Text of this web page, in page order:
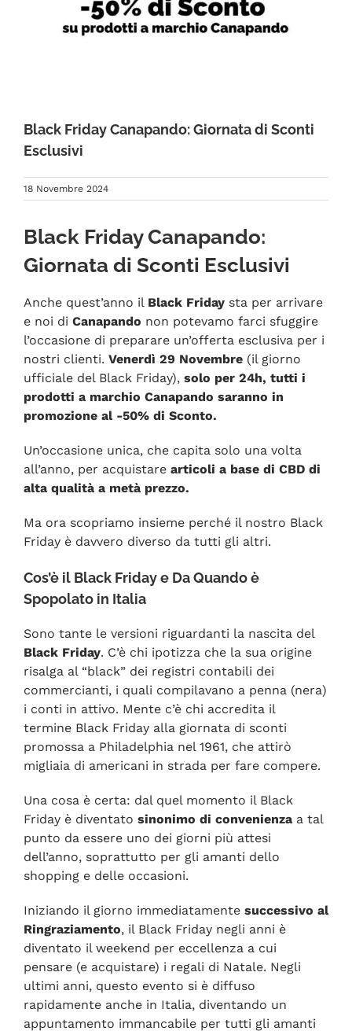
Black Friday Canapando: Giornata di Sconti
Esclusivi
18 Novembre 2024
Black Friday Canapando:
Giornata di Sconti Esclusivi
Anche quest’anno il Black Friday sta per arrivare
e noi di Canapando non potevamo farci sfuggire
l’occasione di preparare un’offerta esclusiva per i
nostri clienti. Venerdì 29 Novembre (il giorno
ufficiale del Black Friday), solo per 24h, tutti i
prodotti a marchio Canapando saranno in
promozione al -50% di Sconto.
Un’occasione unica, che capita solo una volta
all’anno, per acquistare articoli a base di CBD di
alta qualità a metà prezzo.
Ma ora scopriamo insieme perché il nostro Black
Friday è davvero diverso da tutti gli altri.
Cos’è il Black Friday e Da Quando è
Spopolato in Italia
Sono tante le versioni riguardanti la nascita del
Black Friday. C’è chi ipotizza che la sua origine
risalga al “black” dei registri contabili dei
commercianti, i quali compilavano a penna (nera)
i conti in attivo. Mente c’è chi accredita il
termine Black Friday alla giornata di sconti
promossa a Philadelphia nel 1961, che attirò
migliaia di americani in strada per fare compere.
Una cosa è certa: dal quel momento il Black
Friday è diventato sinonimo di convenienza a tal
punto da essere uno dei giorni più attesi
dell’anno, soprattutto per gli amanti dello
shopping e delle occasioni.
Iniziando il giorno immediatamente successivo al
Ringraziamento, il Black Friday negli anni è
diventato il weekend per eccellenza a cui
pensare (e acquistare) i regali di Natale. Negli
ultimi anni, questo evento si è diffuso
rapidamente anche in Italia, diventando un
appuntamento immancabile per tutti gli amanti